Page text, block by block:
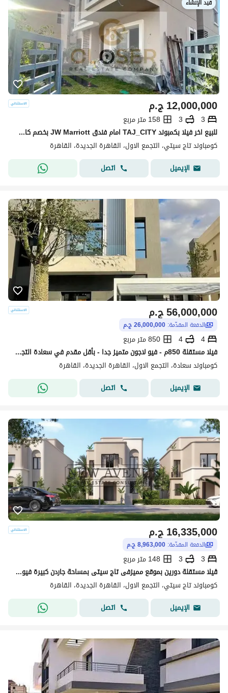
قيد الإنشاء
ج.م12,000,000
3
3
158 متر مربع
للبيع اخر فيلا بكمبوند TAJ_CITY امام فندق JW Marriott بخصم كاش 54%
كومباوند تاج سيتي، التجمع الاول، القاهرة الجديدة، القاهرة
الإيميل
اتصل
ج.م56,000,000
الدفعة المقدّمة: 26,000,000 ج.م
4
4
850 متر مربع
فيلا مستقلة 850م - فيو لاجون متميز جدا - بأقل مقدم في سعادة التجمع الخامس وبسعر منخفض تماما فأحجز مكانك الان - saada new cairo
كومباوند سعادة، التجمع الاول، القاهرة الجديدة، القاهرة
الإيميل
اتصل
ج.م16,335,000
الدفعة المقدّمة: 8,963,000 ج.م
3
3
148 متر مربع
ڤيلا مستقلة دورين بموقع مميزفى تاج سيتى بمساحة جاردن كبيرة فيوعلى مساحات خضرة باقل مقدم و استلام قريب
كومباوند تاج سيتي، التجمع الاول، القاهرة الجديدة، القاهرة
الإيميل
اتصل